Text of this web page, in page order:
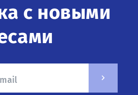
с новыми